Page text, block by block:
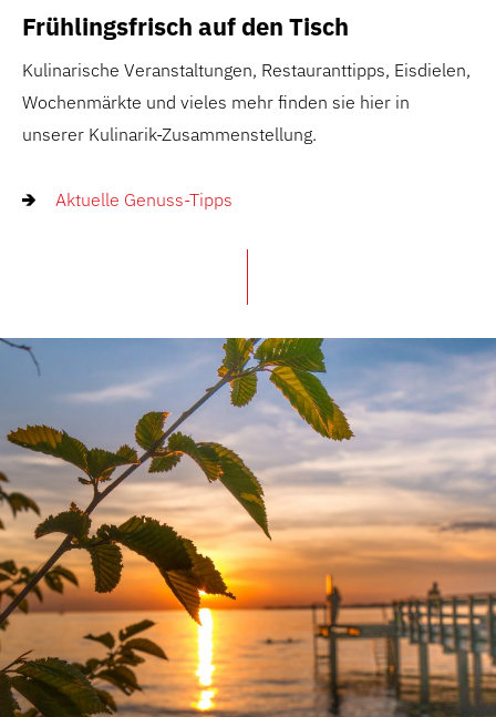
Frühlingsfrisch auf den Tisch
Kulinarische Veranstaltungen, Restauranttipps, Eisdielen,
Wochenmärkte und vieles mehr finden sie hier in
unserer Kulinarik-Zusammenstellung.
Aktuelle Genuss-Tipps